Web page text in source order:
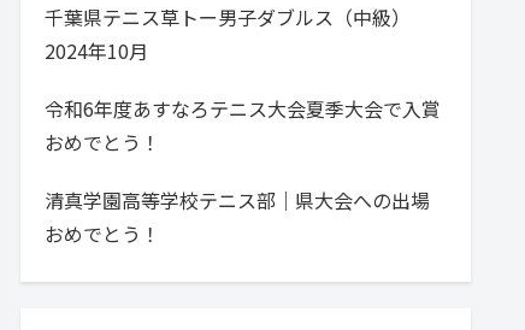
千葉県テニス草トー男子ダブルス（中級）
2024年10月
令和6年度あすなろテニス大会夏季大会で入賞
おめでとう！
清真学園高等学校テニス部｜県大会への出場
おめでとう！